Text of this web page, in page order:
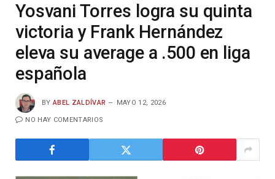
Yosvani Torres logra su quinta
victoria y Frank Hernández
eleva su average a .500 en liga
española
BY ABEL ZALDÍVAR MAYO 12, 2026
NO HAY COMENTARIOS